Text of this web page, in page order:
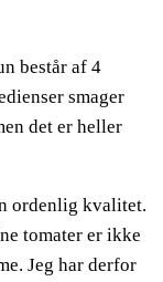
består af 4
smager
det er heller
ordenlig kvalitet.
tomater er ikke
Jeg har derfor